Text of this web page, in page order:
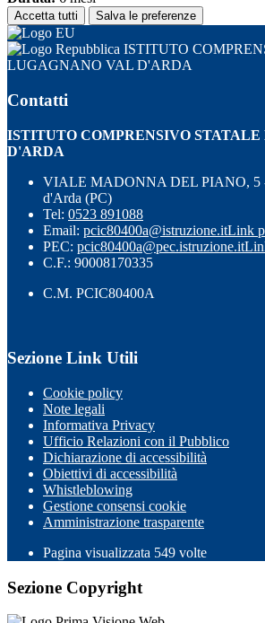
Accetta tutti Salva le preferenze
ISTITUTO
LUGAGNANO VAL D'ARDA
Contatti
ISTITUTO COMPRENSIVO
D'ARDA
VIALE MADONNA DEL PIANO, 5 -
d'Arda (PC)
Tel: 0523 891088
Email: pcic80400a@istruzione.itLink
PEC: pcic80400a@pec.istruzione.it
C.F.: 90008170335
C.M. PCIC80400A
Sezione Link Utili
Cookie policy
Note legali
Informativa Privacy
Ufficio Relazioni con il Pubblico
Dichiarazione di accessibilità
Obiettivi di accessibilità
Whistleblowing
Gestione consensi cookie
Amministrazione trasparente
Pagina visualizzata 549 volte
Sezione Copyright